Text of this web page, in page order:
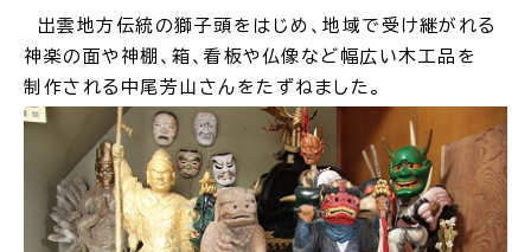
場面から探す
妊娠・出産 子育て
出雲地方伝統の獅子頭をはじめ、地域で受け継がれる
神楽の面や神棚、箱、看板や仏像など幅広い木工品を
制作される中尾芳山さんをたずねました。